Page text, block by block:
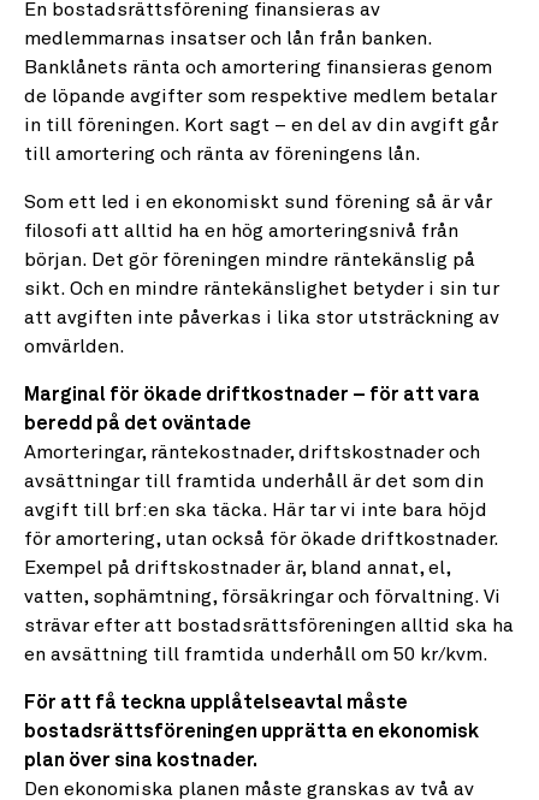
En bostadsrättsförening finansieras av
medlemmarnas insatser och lån från banken.
Banklånets ränta och amortering finansieras genom
de löpande avgifter som respektive medlem betalar
in till föreningen. Kort sagt – en del av din avgift går
till amortering och ränta av föreningens lån.
Som ett led i en ekonomiskt sund förening så är vår
filosofi att alltid ha en hög amorteringsnivå från
början. Det gör föreningen mindre räntekänslig på
sikt. Och en mindre räntekänslighet betyder i sin tur
att avgiften inte påverkas i lika stor utsträckning av
omvärlden.
Marginal för ökade driftkostnader – för att vara
beredd på det oväntade
Amorteringar, räntekostnader, driftskostnader och
avsättningar till framtida underhåll är det som din
avgift till brf:en ska täcka. Här tar vi inte bara höjd
för amortering, utan också för ökade driftkostnader.
Exempel på driftskostnader är, bland annat, el,
vatten, sophämtning, försäkringar och förvaltning. Vi
strävar efter att bostadsrättsföreningen alltid ska ha
en avsättning till framtida underhåll om 50 kr/kvm.
För att få teckna upplåtelseavtal måste
bostadsrättsföreningen upprätta en ekonomisk
plan över sina kostnader.
Den ekonomiska planen måste granskas av två av